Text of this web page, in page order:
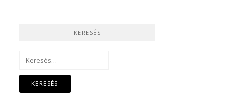
KERESÉS
Keresés: